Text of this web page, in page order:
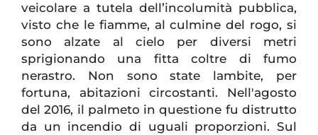
veicolare a tutela dell’incolumità pubblica,
visto che le fiamme, al culmine del rogo, si
sono alzate al cielo per diversi metri
sprigionando una fitta coltre di fumo
nerastro. Non sono state lambite, per
fortuna, abitazioni circostanti. Nell'agosto
del 2016, il palmeto in questione fu distrutto
da un incendio di uguali proporzioni. Sul